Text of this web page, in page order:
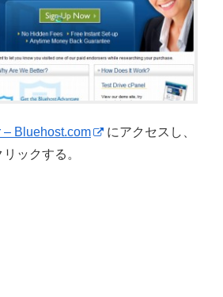
Bluehost.com
にアクセスし、
ックする。